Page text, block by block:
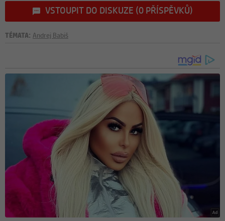
VSTOUPIT DO DISKUZE (0 PŘÍSPĚVKŮ)
TÉMATA: Andrej Babiš